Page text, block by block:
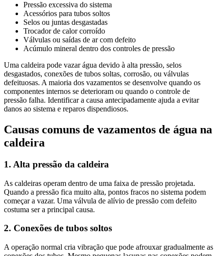
Pressão excessiva do sistema
Acessórios para tubos soltos
Selos ou juntas desgastadas
Trocador de calor corroído
Válvulas ou saídas de ar com defeito
Acúmulo mineral dentro dos controles de pressão
Uma caldeira pode vazar água devido à alta pressão, selos
desgastados, conexões de tubos soltas, corrosão, ou válvulas
defeituosas. A maioria dos vazamentos se desenvolve quando os
componentes internos se deterioram ou quando o controle de
pressão falha. Identificar a causa antecipadamente ajuda a evitar
danos ao sistema e reparos dispendiosos.
Causas comuns de vazamentos de água na
caldeira
1. Alta pressão da caldeira
As caldeiras operam dentro de uma faixa de pressão projetada.
Quando a pressão fica muito alta, pontos fracos no sistema podem
começar a vazar. Uma válvula de alívio de pressão com defeito
costuma ser a principal causa.
2. Conexões de tubos soltos
A operação normal cria vibração que pode afrouxar gradualmente as